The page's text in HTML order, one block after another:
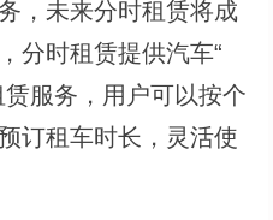
，未来分时租赁将成
分时租赁提供汽车“
服务，用户可以按个
订租车时长，灵活使